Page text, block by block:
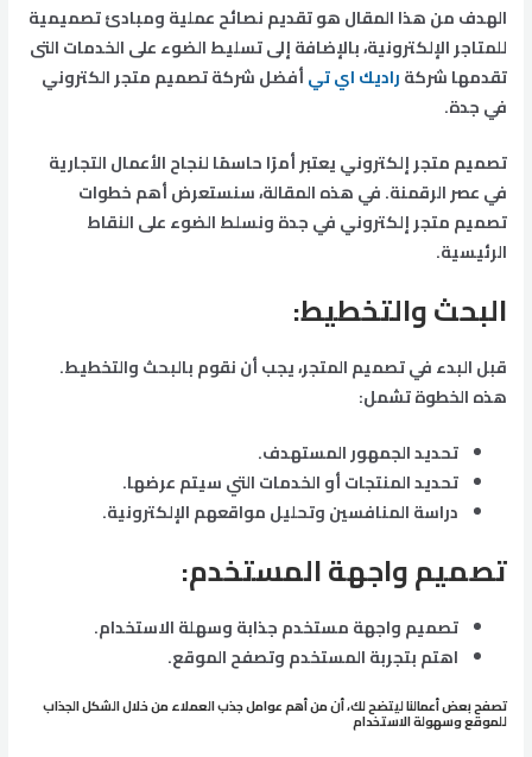
الهدف من هذا المقال هو تقديم نصائح عملية ومبادئ تصميمية
للمتاجر الإلكترونية، بالإضافة إلى تسليط الضوء على الخدمات التى
تقدمها شركةراديك اي تيأفضل شركة تصميم متجر الكتروني
في جدة.
تصميم متجر إلكتروني يعتبر أمرًا حاسمًا لنجاح الأعمال التجارية
في عصر الرقمنة. في هذه المقالة، سنستعرض أهم خطوات
تصميم متجر إلكتروني في جدة ونسلط الضوء على النقاط
الرئيسية.
البحث والتخطيط:
قبل البدء في تصميم المتجر، يجب أن نقوم بالبحث والتخطيط.
هذه الخطوة تشمل:
تحديد الجمهور المستهدف.
تحديد المنتجات أو الخدمات التي سيتم عرضها.
دراسة المنافسين وتحليل مواقعهم الإلكترونية.
تصميم واجهة المستخدم:
تصميم واجهة مستخدم جذابة وسهلة الاستخدام.
اهتم بتجربة المستخدم وتصفح الموقع.
تصفح بعض أعمالنا ليتضح لك، أن من أهم عوامل جذب العملاء من خلال الشكل الجذاب
للموقع وسهولة الاستخدام